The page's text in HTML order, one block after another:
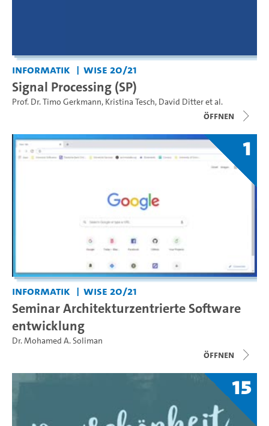
Informatik WiSe 20/21
Signal Processing (SP)
Prof. Dr. Timo Gerkmann, Kristina Tesch, David Ditteret al.
Öffnen
1
Informatik WiSe 20/21
Seminar Architekturzentrierte Software
entwicklung
Dr. Mohamed A. Soliman
Öffnen
15